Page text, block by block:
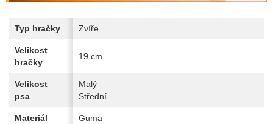
Typ hračky Zvíře
Velikost
hračky
19 cm
Velikost
psa
Malý
Střední
Materiál Guma